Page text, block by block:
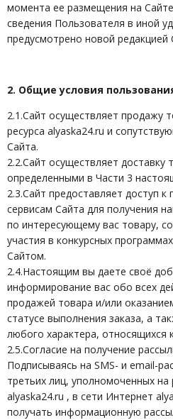
момента ее размещения на
сведения Пользователя в иной
предусмотрено новой редакцией
2. Общие условия
2.1.Сайт осуществляет продажу
ресурса alyaska24.ru и
Сайта.
2.2.Сайт осуществляет доставку
определенными в Части 3
2.3.Сайт предоставляет доступ
сервисам Сайта для получения
по интересующему вас товару,
участия в конкурсных
Сайтом.
2.4.Настоящим вы даете своё
информирование вас обо всех
продажей товара и/или
статусе выполнения заказа, а
любого характера, относящихся
2.5.Согласие на получение
Подписываясь на SMS- и email-
третьих лиц, уполномоченных на
alyaska24.ru , в сети Интернет
получать информационную